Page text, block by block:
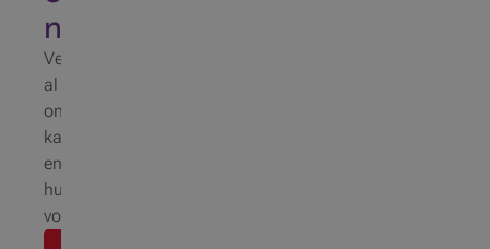
n
Vergelijk
al
onze
kaarten
en
hun
voordelen